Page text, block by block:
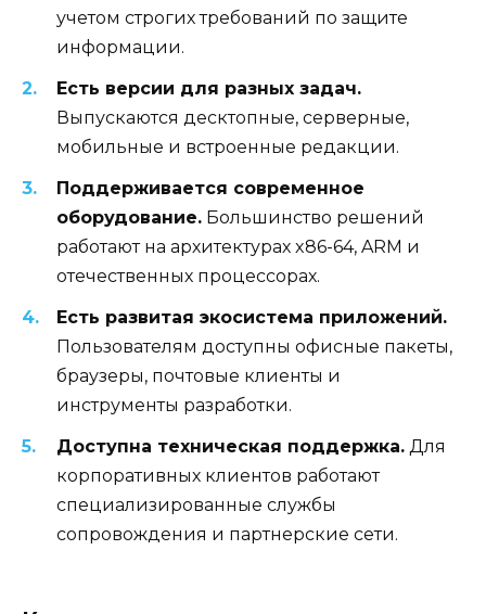
учетом строгих требований по защите
информации.
Есть версии для разных задач.
Выпускаются десктопные, серверные,
мобильные и встроенные редакции.
Поддерживается современное
оборудование. Большинство решений
работают на архитектурах x86-64, ARM и
отечественных процессорах.
Есть развитая экосистема приложений.
Пользователям доступны офисные пакеты,
браузеры, почтовые клиенты и
инструменты разработки.
Доступна техническая поддержка. Для
корпоративных клиентов работают
специализированные службы
сопровождения и партнерские сети.